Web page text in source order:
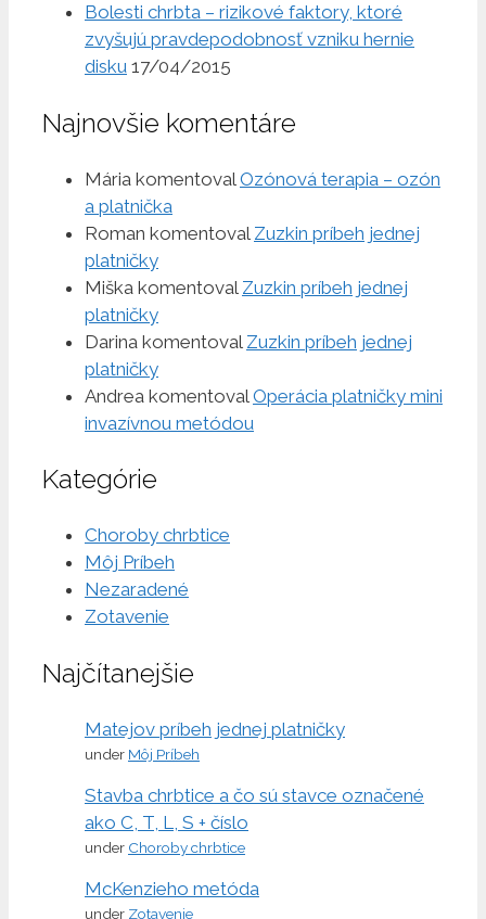
Bolesti chrbta – rizikové faktory, ktoré
zvyšujú pravdepodobnosť vzniku hernie
disku 17/04/2015
Najnovšie komentáre
Mária komentoval Ozónová terapia – ozón
a platnička
Roman komentoval Zuzkin príbeh jednej
platničky
Miška komentoval Zuzkin príbeh jednej
platničky
Darina komentoval Zuzkin príbeh jednej
platničky
Andrea komentoval Operácia platničky mini
invazívnou metódou
Kategórie
Choroby chrbtice
Môj Príbeh
Nezaradené
Zotavenie
Najčítanejšie
Matejov príbeh jednej platničky
under Môj Príbeh
Stavba chrbtice a čo sú stavce označené
ako C, T, L, S + číslo
under Choroby chrbtice
McKenzieho metóda
under Zotavenie